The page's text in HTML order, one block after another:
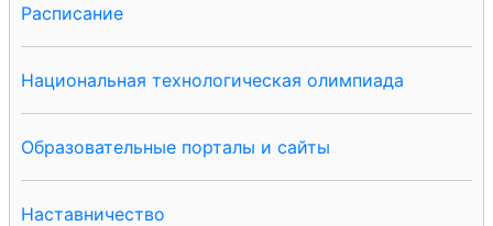
Расписание
Национальная технологическая олимпиада
Образовательные порталы и сайты
Наставничество